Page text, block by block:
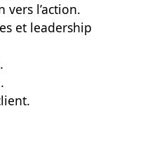
l’action.
et leadership